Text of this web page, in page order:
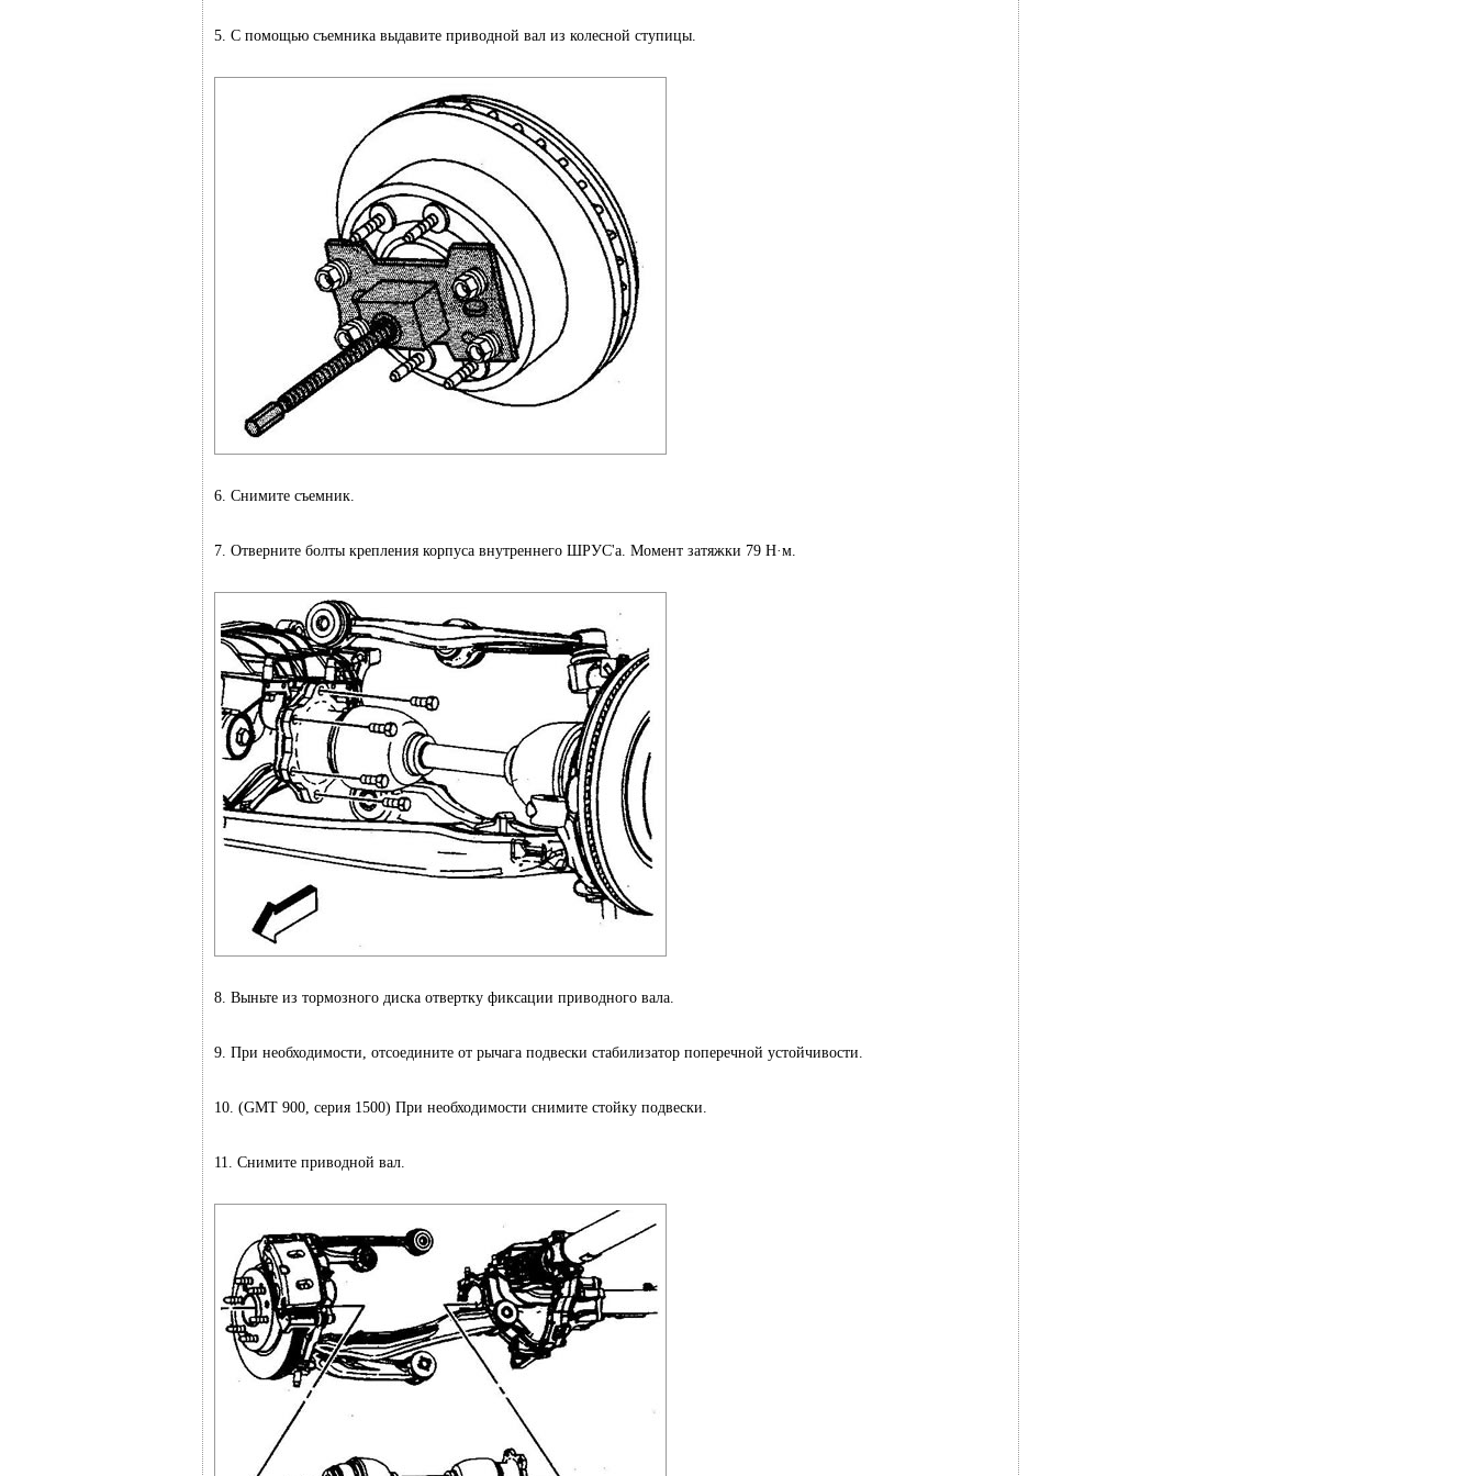
5. С помощью съемника выдавите приводной вал из колесной ступицы.
6. Снимите съемник.
7. Отверните болты крепления корпуса внутреннего ШРУС'а. Момент затяжки 79 Н·м.
8. Выньте из тормозного диска отвертку фиксации приводного вала.
9. При необходимости, отсоедините от рычага подвески стабилизатор поперечной устойчивости.
10. (GMT 900, серия 1500) При необходимости снимите стойку подвески.
11. Снимите приводной вал.